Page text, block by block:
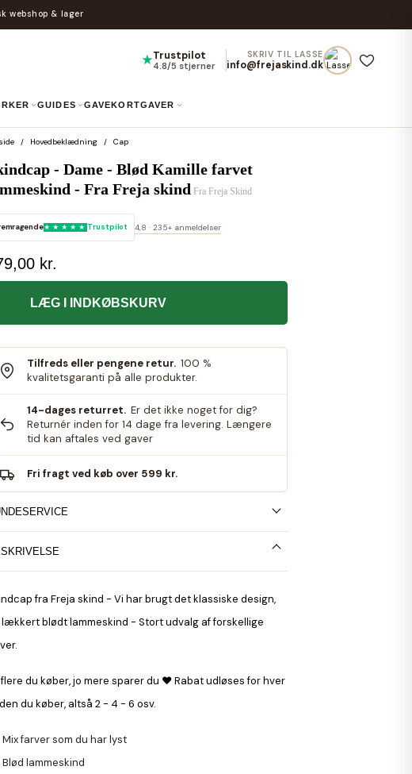
webshop & lager
★Trustpilot
4.8/5 stjerner
SKRIV TIL LASSE
info@frejaskind.dk
GUIDES GAVEKORT GAVER
Hovedbeklædning Cap
- Dame - Blød Kamille farvet
- Fra Freja skind Fra Freja Skind
Trustpilot 4,8 · 235+ anmeldelser
kr.
LÆG I INDKØBSKURV
Tilfreds eller pengene retur. 100 %
kvalitetsgaranti på alle produkter.
14-dages returret. Er det ikke noget for dig?
Returnér inden for 14 dage fra levering. Længere
tid kan aftales ved gaver
Fri fragt ved køb over 599 kr.
fra Freja skind - Vi har brugt det klassiske design,
blødt lammeskind - Stort udvalg af forskellige
du køber, jo mere sparer du ♥ Rabat udløses for hver
du køber, altså 2 - 4 - 6 osv.
Mix farver som du har lyst
Blød lammeskind